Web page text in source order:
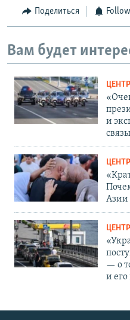
Поделиться
Вам будет
и
Азии
— о
и его